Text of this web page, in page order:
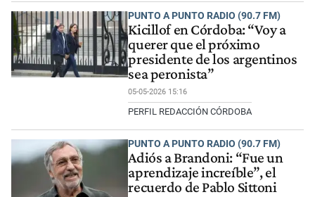
PUNTO A PUNTO RADIO (90.7 FM)
Kicillof en Córdoba: “Voy a
querer que el próximo
presidente de los argentinos
sea peronista”
05-05-2026 15:16
PERFIL REDACCIÓN CÓRDOBA
PUNTO A PUNTO RADIO (90.7 FM)
Adiós a Brandoni: “Fue un
aprendizaje increíble”, el
recuerdo de Pablo Sittoni